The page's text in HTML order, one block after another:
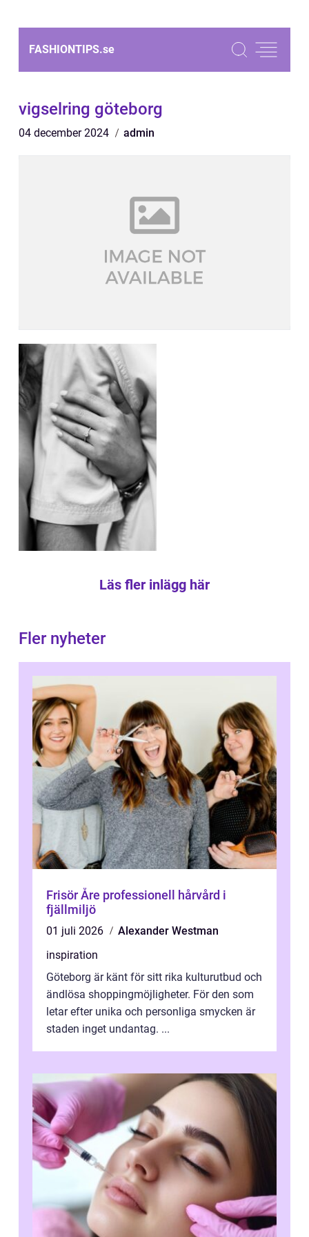
FASHIONTIPS.se
vigselring göteborg
04 december 2024 admin
Läs fler inlägg här
Fler nyheter
Frisör Åre professionell hårvård i
fjällmiljö
01 juli 2026
Alexander Westman
inspiration
Göteborg är känt för sitt rika kulturutbud och
ändlösa shoppingmöjligheter. För den som
letar efter unika och personliga smycken är
staden inget undantag. ...